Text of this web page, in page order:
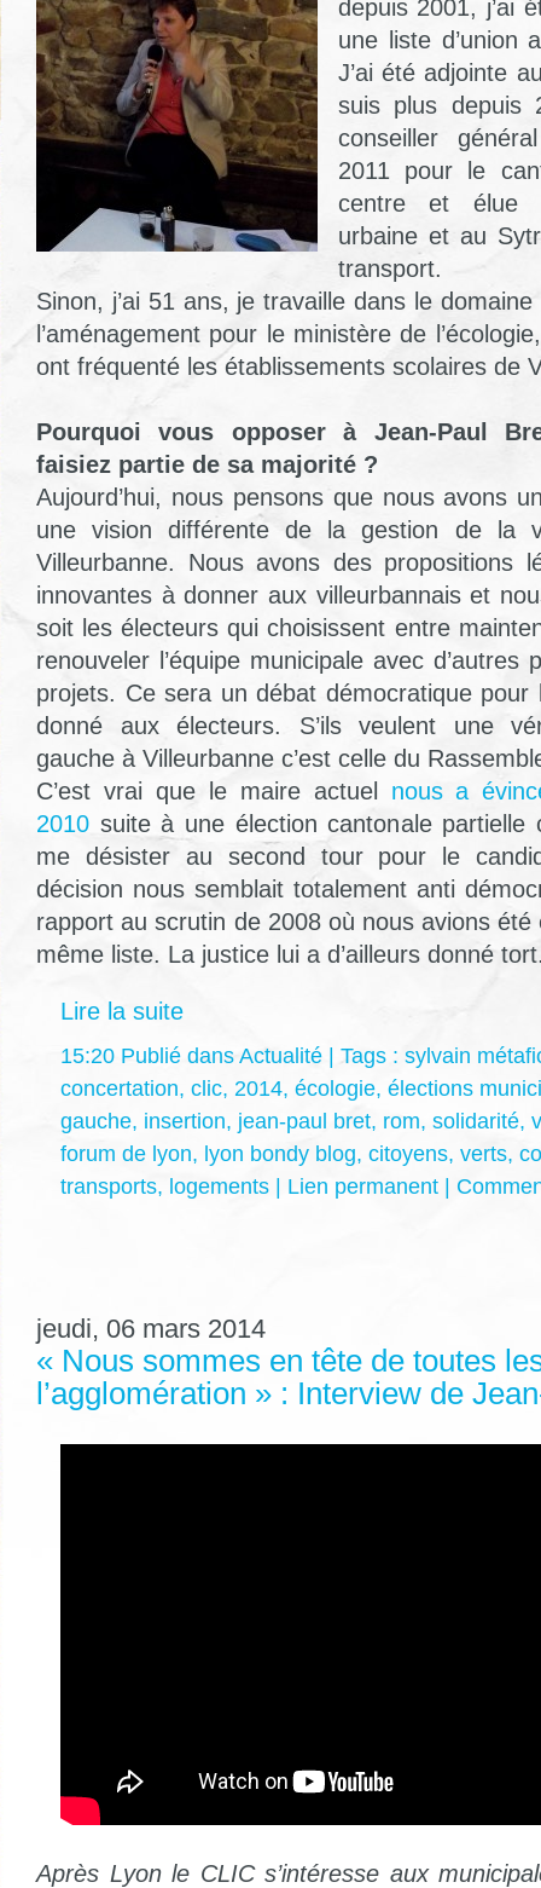
depuis 2001, j’ai
une liste d’union
J’ai été adjointe
suis plus depuis
conseiller
2011 pour le
centre et élue
urbaine et au
transport.
Sinon, j’ai 51 ans, je travaille dans le domaine
l’aménagement pour le ministère de
ont fréquenté les établissements scolaires de
Pourquoi vous opposer à Jean-Paul
faisiez partie de sa majorité ?
Aujourd’hui, nous pensons que nous avons
une vision différente de la gestion de la
Villeurbanne. Nous avons des propositions
innovantes à donner aux villeurbannais et
soit les électeurs qui choisissent entre
renouveler l’équipe municipale avec d’autres
projets. Ce sera un débat démocratique
donné aux électeurs. S’ils veulent une
gauche à Villeurbanne c’est celle du
C’est vrai que le maire actuel nous a
2010 suite à une élection cantonale partielle
me désister au second tour pour le
décision nous semblait totalement anti
rapport au scrutin de 2008 où nous avions
même liste. La justice lui a d’ailleurs donné
Lire la suite
15:20 Publié dans Actualité | Tags : sylvain
concertation, clic, 2014, écologie, élections
gauche, insertion, jean-paul bret, rom, solidarité,
forum de lyon, lyon bondy blog, citoyens, verts,
transports, logements Lien permanent
jeudi, 06 mars 2014
« Nous sommes en tête de toutes
l’agglomération » : Interview de
Après Lyon le CLIC s’intéresse aux